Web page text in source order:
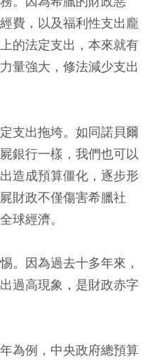
費，以及福利性支出龐
的法定支出，本來就有
量強大，修法減少支出
支出拖垮。如同諾貝爾
銀行一樣，我們也可以
造成預算僵化，逐步形
財政不僅傷害希臘社
球經濟。
。因為過去十多年來，
過高現象，是財政赤字
為例，中央政府總預算